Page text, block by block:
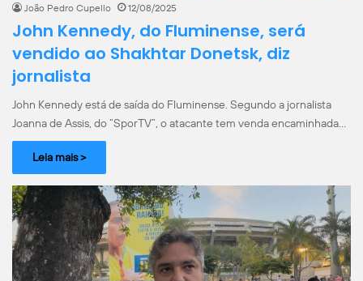
João Pedro Cupello 12/08/2025
John Kennedy, do Fluminense, será
vendido ao Shakhtar Donetsk, diz
jornalista
John Kennedy está de saída do Fluminense. Segundo a jornalista
Joanna de Assis, do “SporTV”, o atacante tem venda encaminhada…
Leia mais >